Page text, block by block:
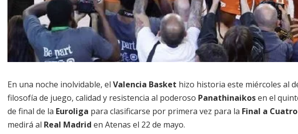
En una noche inolvidable, el Valencia Basket hizo historia este miércoles al
filosofía de juego, calidad y resistencia al poderoso Panathinaikosen el
de final de la Euroliga para clasificarse por primera vez para la Final a Cuatro
medirá al Real Madrid en Atenas el 22 de mayo.